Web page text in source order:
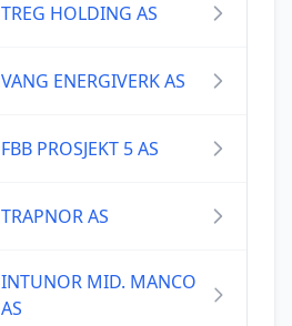
TREG HOLDING AS
VANG ENERGIVERK AS
FBB PROSJEKT 5 AS
TRAPNOR AS
INTUNOR MID. MANCO
AS